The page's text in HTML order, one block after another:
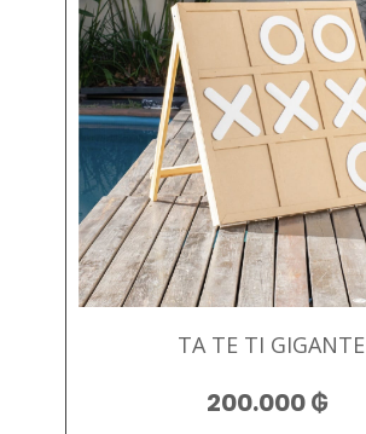
TA TE TI GIGANTE
200.000₲